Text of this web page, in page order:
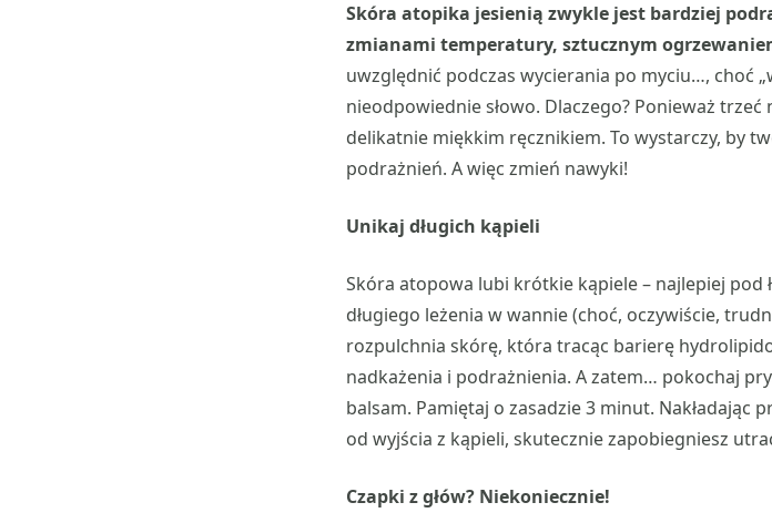
Skóra atopika jesienią zwykle jest bardziej
zmianami temperatury, sztucznym
uwzględnić podczas wycierania po myciu…, choć
nieodpowiednie słowo. Dlaczego? Ponieważ
delikatnie miękkim ręcznikiem. To wystarczy, by
podrażnień. A więc zmień nawyki!
Unikaj długich kąpieli
Skóra atopowa lubi krótkie kąpiele – najlepiej pod
długiego leżenia w wannie (choć, oczywiście,
rozpulchnia skórę, która tracąc barierę
nadkażenia i podrażnienia. A zatem… pokochaj
balsam. Pamiętaj o zasadzie 3 minut. Nakładając
od wyjścia z kąpieli, skutecznie zapobiegniesz
Czapki z głów? Niekoniecznie!